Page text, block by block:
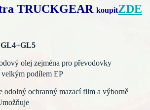
TRUCKGEARkoupitZDE
olej zejména pro převodovky
podílem EP
odolný ochranný mazací film a výborně